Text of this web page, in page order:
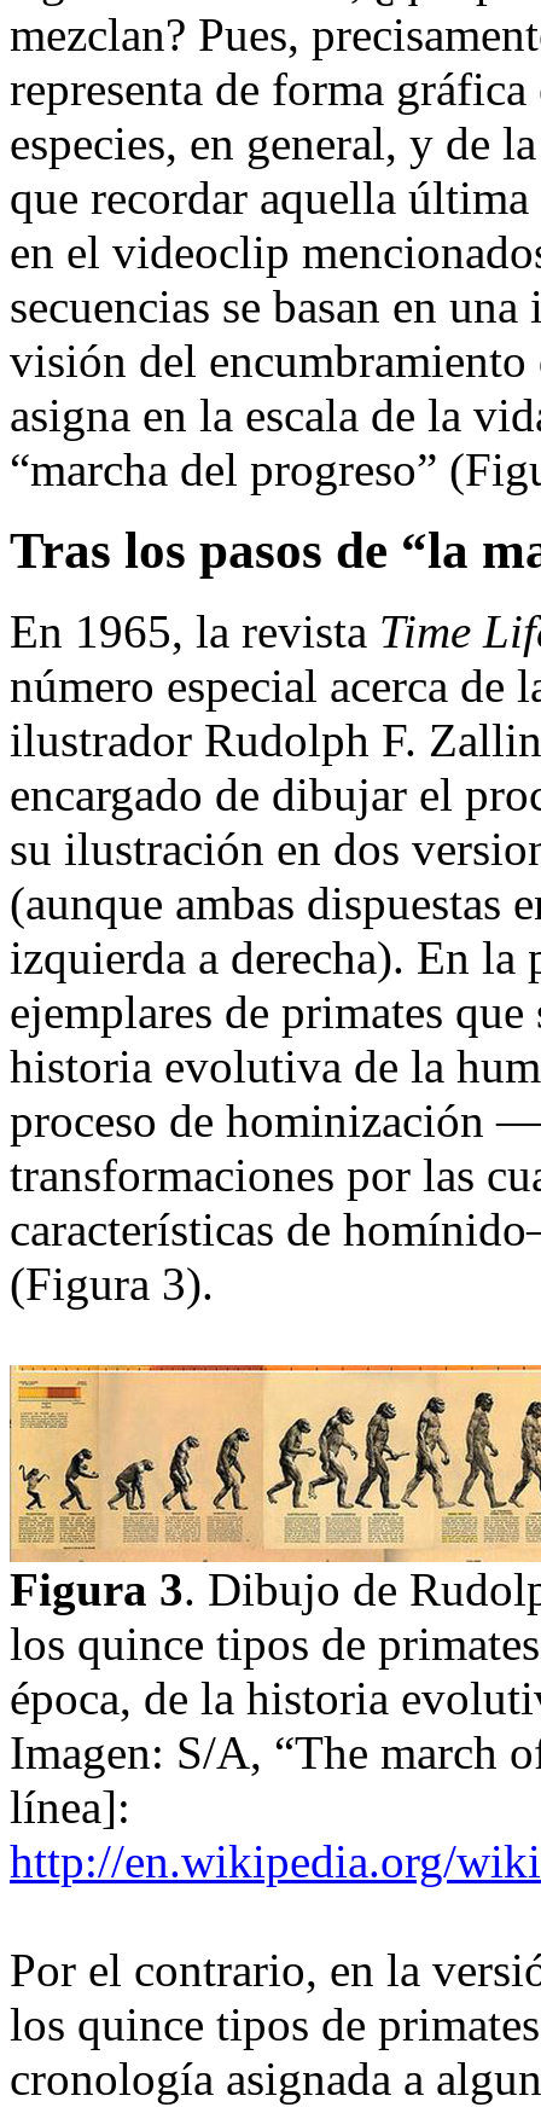
mezclan? Pues,
representa de forma
especies, en general, y de
que recordar aquella
en el videoclip
secuencias se basan en
visión del encumbramiento
asigna en la escala de la
“marcha del progreso”
Tras los pasos de “la
En 1965, la revista Time
número especial acerca de
ilustrador Rudolph F.
encargado de dibujar el
su ilustración en dos
(aunque ambas dispuestas
izquierda a derecha). En la
ejemplares de primates
historia evolutiva de la
proceso de hominización
transformaciones por las
características de
(Figura 3).
Figura 3. Dibujo de
los quince tipos de
época, de la historia
Imagen: S/A, “The march
línea]:
http://en.wikipedia.org/
Por el contrario, en la
los quince tipos de
cronología asignada a